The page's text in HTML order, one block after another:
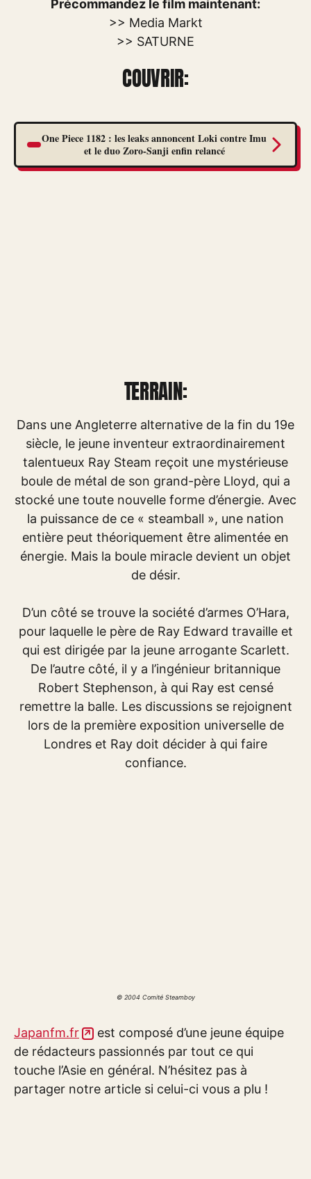
Précommandez le film maintenant:
>> Media Markt
>> SATURNE
COUVRIR:
One Piece 1182 : les leaks annoncent Loki contre Imu
et le duo Zoro-Sanji enfin relancé
TERRAIN:
Dans une Angleterre alternative de la fin du 19e
siècle, le jeune inventeur extraordinairement
talentueux Ray Steam reçoit une mystérieuse
boule de métal de son grand-père Lloyd, qui a
stocké une toute nouvelle forme d’énergie. Avec
la puissance de ce « steamball », une nation
entière peut théoriquement être alimentée en
énergie. Mais la boule miracle devient un objet
de désir.
D’un côté se trouve la société d’armes O’Hara,
pour laquelle le père de Ray Edward travaille et
qui est dirigée par la jeune arrogante Scarlett.
De l’autre côté, il y a l’ingénieur britannique
Robert Stephenson, à qui Ray est censé
remettre la balle. Les discussions se rejoignent
lors de la première exposition universelle de
Londres et Ray doit décider à qui faire
confiance.
© 2004 Comité Steamboy
Japanfm.fr
est composé d’une jeune équipe
de rédacteurs passionnés par tout ce qui
touche l’Asie en général. N’hésitez pas à
partager notre article si celui-ci vous a plu !